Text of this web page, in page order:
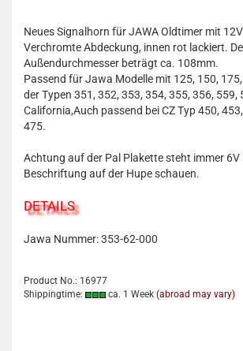
Neues Signalhorn für JAWA Oldtimer mit
Verchromte Abdeckung, innen rot lackiert.
Außendurchmesser beträgt ca. 108mm.
Passend für Jawa Modelle mit 125, 150,
der Typen 351, 352, 353, 354, 355, 356, 559,
California,Auch passend bei CZ Typ 450,
475.
Achtung auf der Pal Plakette steht immer 6V
Beschriftung auf der Hupe schauen.
DETAILS
Jawa Nummer: 353-62-000
Product No.: 16977
Shippingtime:
ca. 1 Week (abroad may vary)